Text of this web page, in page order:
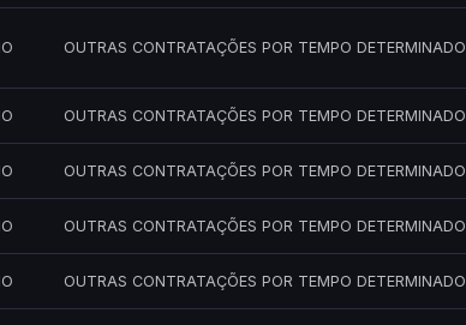
OUTRAS CONTRATAÇÕES POR TEMPO DETERMINADO
OUTRAS CONTRATAÇÕES POR TEMPO DETERMINADO
OUTRAS CONTRATAÇÕES POR TEMPO DETERMINADO
OUTRAS CONTRATAÇÕES POR TEMPO DETERMINADO
OUTRAS CONTRATAÇÕES POR TEMPO DETERMINADO